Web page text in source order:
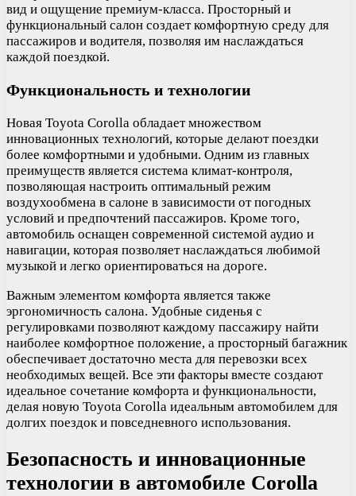
вид и ощущение премиум-класса. Просторный и
функциональный салон создает комфортную среду для
пассажиров и водителя, позволяя им наслаждаться
каждой поездкой.
Функциональность и технологии
Новая Toyota Corolla обладает множеством
инновационных технологий, которые делают поездки
более комфортными и удобными. Одним из главных
преимуществ является система климат-контроля,
позволяющая настроить оптимальный режим
воздухообмена в салоне в зависимости от погодных
условий и предпочтений пассажиров. Кроме того,
автомобиль оснащен современной системой аудио и
навигации, которая позволяет наслаждаться любимой
музыкой и легко ориентироваться на дороге.
Важным элементом комфорта является также
эргономичность салона. Удобные сиденья с
регулировками позволяют каждому пассажиру найти
наиболее комфортное положение, а просторный багажник
обеспечивает достаточно места для перевозки всех
необходимых вещей. Все эти факторы вместе создают
идеальное сочетание комфорта и функциональности,
делая новую Toyota Corolla идеальным автомобилем для
долгих поездок и повседневного использования.
Безопасность и инновационные
технологии в автомобиле Corolla